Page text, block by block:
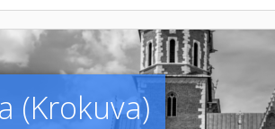
(Krokuva)